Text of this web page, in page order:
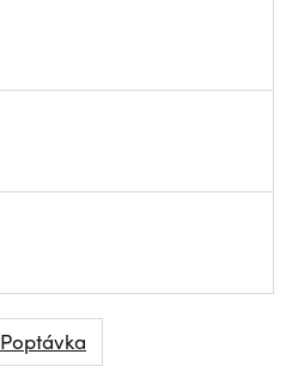
Poptávka